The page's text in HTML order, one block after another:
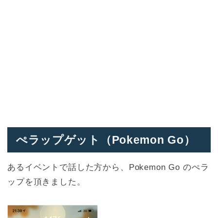
ぺラップゲット（Pokemon Go）
あるイベントで話した方から、Pokemon Go のぺラ
ップを頂きました。